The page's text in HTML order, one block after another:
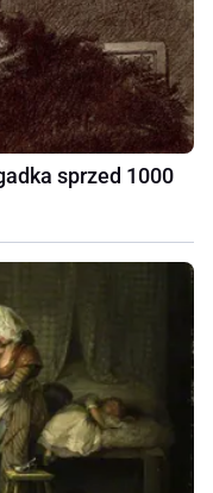
sprzed 1000